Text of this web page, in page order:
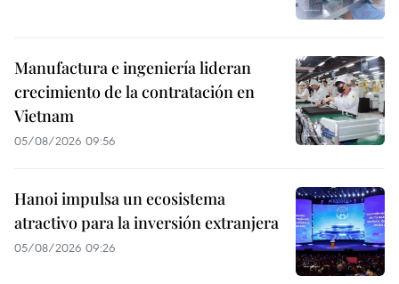
Manufactura e ingeniería lideran
crecimiento de la contratación en
Vietnam
05/08/2026 09:56
Hanoi impulsa un ecosistema
atractivo para la inversión extranjera
05/08/2026 09:26